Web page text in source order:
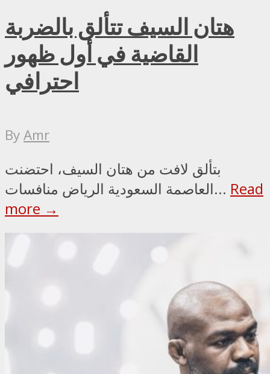
هتان السيف تتألق بالضربة
القاضية في أول ظهور
احترافي
ByAmr
بتألق لافت من هتان السيف، احتضنت
العاصمة السعودية الرياض منافسات... Read
more →